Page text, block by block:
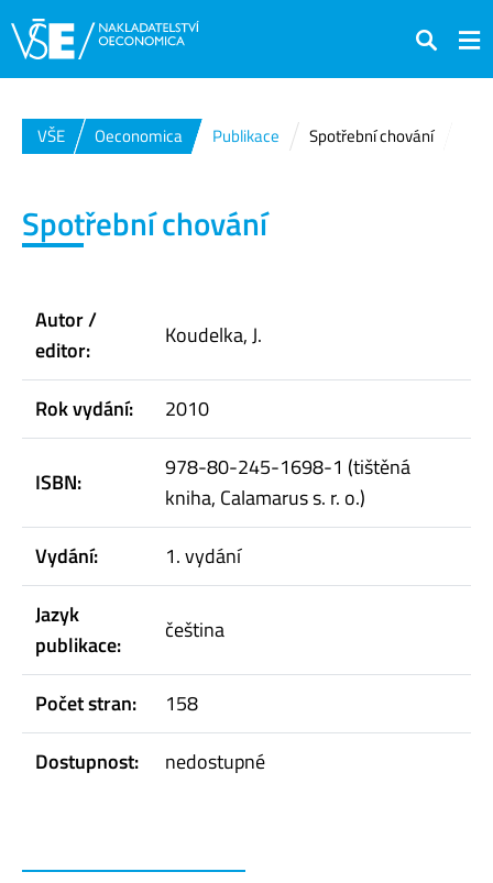
Hledat
VŠE Oeconomica Publikace Spotřební chování
Spotřební chování
Autor /
editor:
Koudelka, J.
Rok vydání: 2010
ISBN:
978-80-245-1698-1 (tištěná
kniha, Calamarus s. r. o.)
Vydání:
1. vydání
Jazyk
publikace:
čeština
Počet stran:
158
Dostupnost:
nedostupné